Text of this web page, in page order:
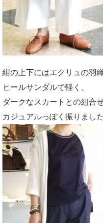
紺の上下にはエクリュの羽
ヒールサンダルで軽く、
ダークなスカートとの組合
カジュアルっぽく振りました